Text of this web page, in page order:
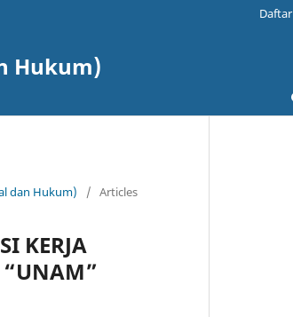
Hukum)
Daftar
dan Hukum) / Articles
KERJA
“UNAM”